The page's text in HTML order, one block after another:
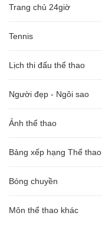
Trang chủ 24giờ
Tennis
Lịch thi đấu thể thao
Người đẹp - Ngôi sao
Ảnh thể thao
Bảng xếp hạng Thể thao
Bóng chuyền
Môn thể thao khác